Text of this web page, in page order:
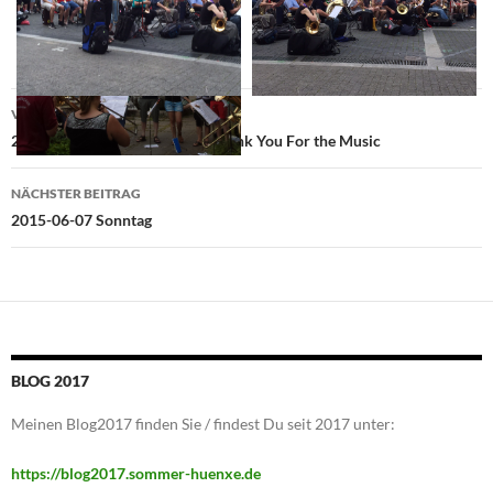
Beitragsnavigation
VORHERIGER BEITRAG
2015-06-05 Feierabendmahl Thank You For the Music
NÄCHSTER BEITRAG
2015-06-07 Sonntag
BLOG 2017
Meinen Blog2017 finden Sie / findest Du seit 2017 unter:
https://blog2017.sommer-huenxe.de